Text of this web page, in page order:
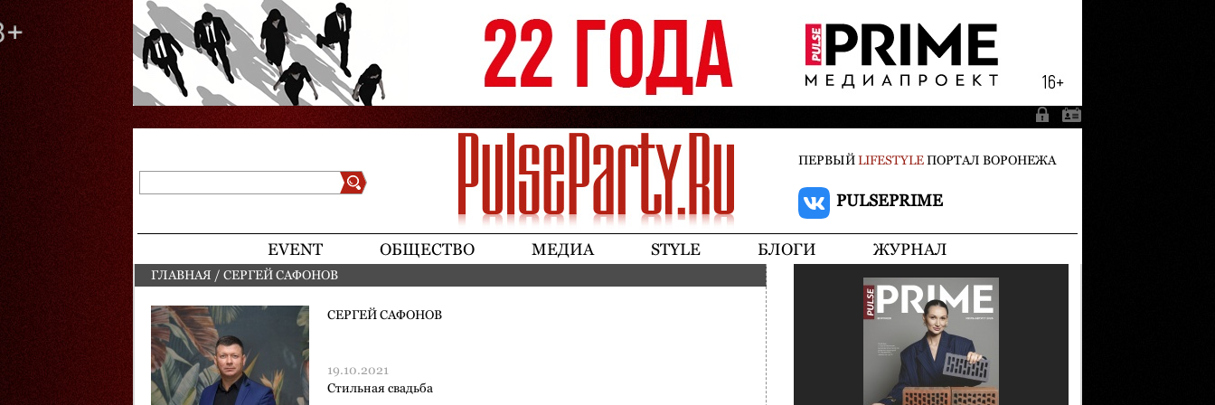
ПЕРВЫЙLIFESTYLEПОРТАЛ ВОРОНЕЖА
PULSEPRIME
EVENT ОБЩЕСТВО МЕДИА STYLE БЛОГИ ЖУРНАЛ
ВЫ ЗДЕСЬ
ГЛАВНАЯ / СЕРГЕЙ САФОНОВ
СЕРГЕЙ САФОНОВ
19.10.2021
Стильная свадьба